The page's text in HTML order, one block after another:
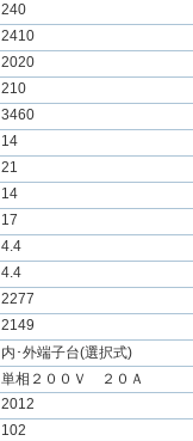
240
2410
2020
210
3460
14
21
14
17
4.4
4.4
2277
2149
内･外端子台(選択式)
単相２００Ｖ ２０Ａ
2012
102